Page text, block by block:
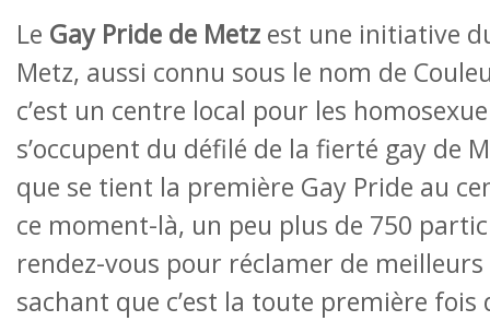
Le Gay Pride de Metzest une initiative
Metz, aussi connu sous le nom de
c’est un centre local pour les
s’occupent du défilé de la fierté gay de
que se tient la première Gay Pride au
ce moment-là, un peu plus de 750
rendez-vous pour réclamer de
sachant que c’est la toute première fois